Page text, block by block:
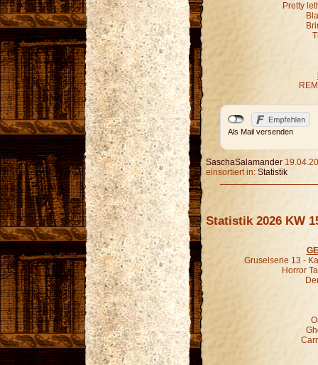
Pretty
Als Mail versenden
SaschaSalamander
einsortiert in: Statistik
Statistik 2026 KW
Gruselserie 13 -
Horror